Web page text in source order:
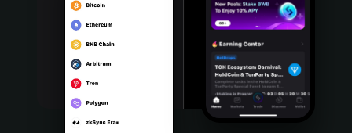
Português (Portugal)
Bahasa Indonesia